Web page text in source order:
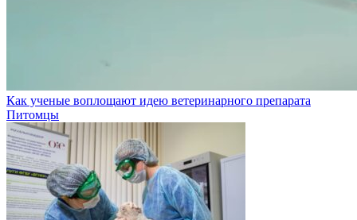
Как ученые воплощают идею ветеринарного препарата
Питомцы